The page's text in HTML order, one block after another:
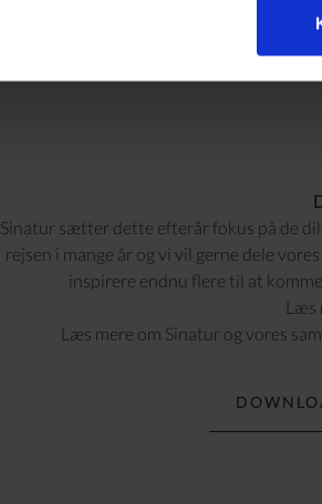
Sinatur sætter dette efterår fokus på de
rejsen i mange år og vi vil gerne dele
inspirere endnu flere til at
Læs
Læs mere om Sinatur og vores